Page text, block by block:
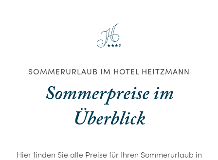
SOMMERURLAUB IM HOTEL HEITZMANN
Sommerpreise im
Überblick
Hier finden Sie alle Preise für Ihren Sommerurlaub in